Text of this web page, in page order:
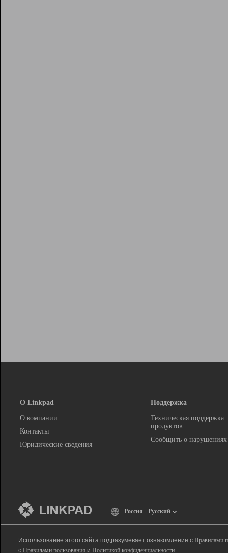
О Linkpad
О компании
Контакты
Юридические сведения
Поддержка
Техническая поддержка
продуктов
Сообщить о нарушениях
Россия - Русский
Использование этого сайта подразумевает ознакомление с Правилами
с Правилами пользования и Политикой конфиденциальности.